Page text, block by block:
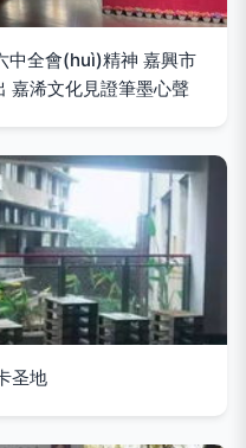
中全會(huì)精神 嘉興市
嘉浠文化見證筆墨心聲
圣地